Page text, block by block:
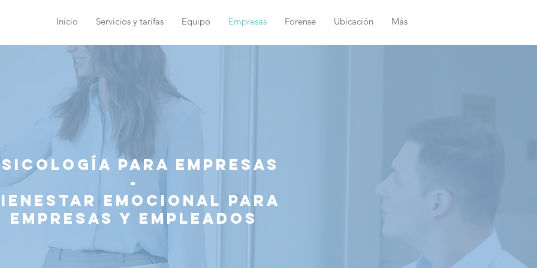
Inicio Servicios y tarifas Equipo Empresas Forense Ubicación Más
para empresas
-
emocional para
empresas y empleados